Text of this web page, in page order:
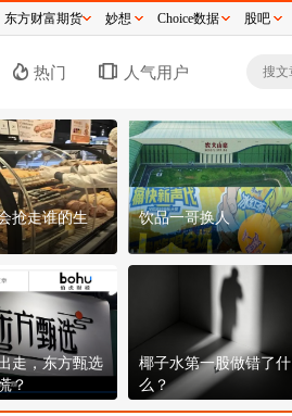
热门 人气用户
新高，分红超2300亿：这台水电印
有多猛？
抢走谁的生
饮品一哥换人
走，东方甄选
？
椰子水第一股做错了什
么？
东方财富期货 妙想 Choice数据 股吧